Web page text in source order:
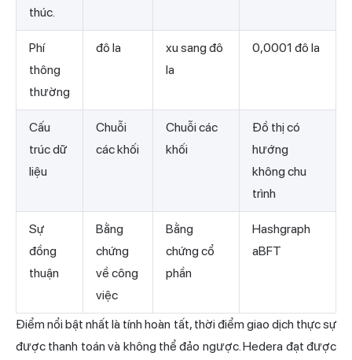
thúc.
Phí
thông
thường
đô la
xu sang đô
la
0,0001 đô la
Cấu
trúc dữ
liệu
Chuỗi
các khối
Chuỗi các
khối
Đồ thị có
hướng
không chu
trình
Sự
đồng
thuận
Bằng
chứng
về công
việc
Bằng
chứng cổ
phần
Hashgraph
aBFT
Điểm nổi bật nhất là tính hoàn tất, thời điểm giao dịch thực sự
được thanh toán và không thể đảo ngược. Hedera đạt được